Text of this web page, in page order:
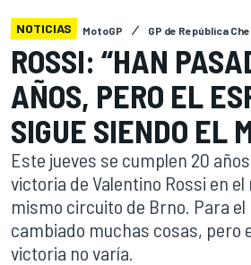
NOTICIAS MotoGP GP de República
ROSSI: “HAN
AÑOS, PERO EL
SIGUE SIENDO EL
Este jueves se cumplen 20
victoria de Valentino Rossi en
mismo circuito de Brno. Para
cambiado muchas cosas, pero
victoria no varía.